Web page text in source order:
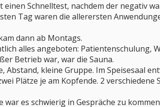
einen Schnelltest, nachdem der negativ
Tag waren die allerersten
dann ab Montags.
alles angeboten: Patientenschulung,
Betrieb war, war die Sauna.
Abstand, kleine Gruppe. Im Speisesaal
Plätze je am Kopfende. 2
war es schwierig in Gespräche zu